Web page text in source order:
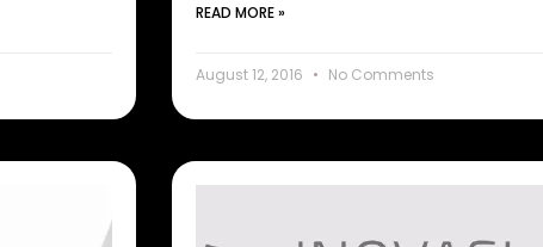
READ MORE »
August 12, 2016 No Comments